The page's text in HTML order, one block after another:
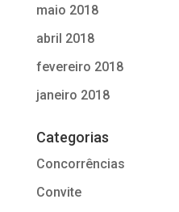
maio 2018
abril 2018
fevereiro 2018
janeiro 2018
Categorias
Concorrências
Convite